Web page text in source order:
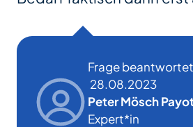
Frage
28.08.2023
Peter Mösch
Expert*in